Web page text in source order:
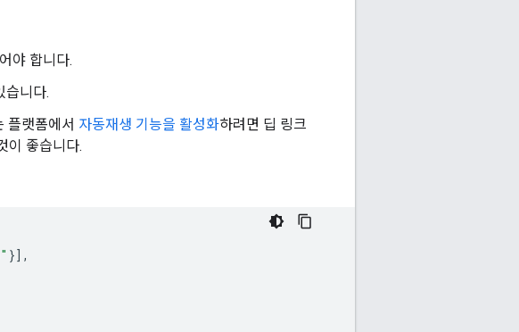
야 합니다.
습니다.
플랫폼에서 자동재생 기능을 활성화하려면 딥 링크
이 좋습니다.
}],